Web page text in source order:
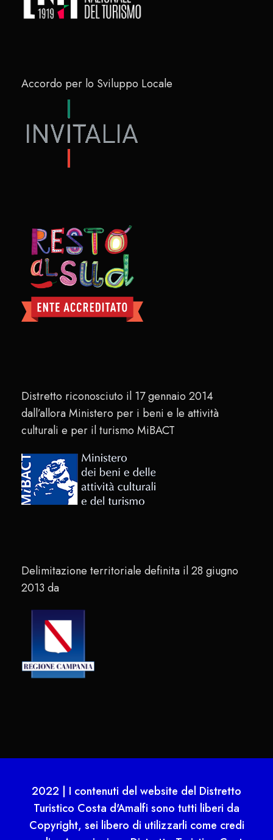
Accordo per lo Sviluppo Locale
Distretto riconosciuto il 17 gennaio 2014
dall’allora Ministero per i beni e le attività
culturali e per il turismo MiBACT
Delimitazione territoriale definita il 28 giugno
2013 da
2022 | I contenuti del website del Distretto
Turistico Costa d'Amalfi sono tutti liberi da
Copyright, sei libero di utilizzarli come credi